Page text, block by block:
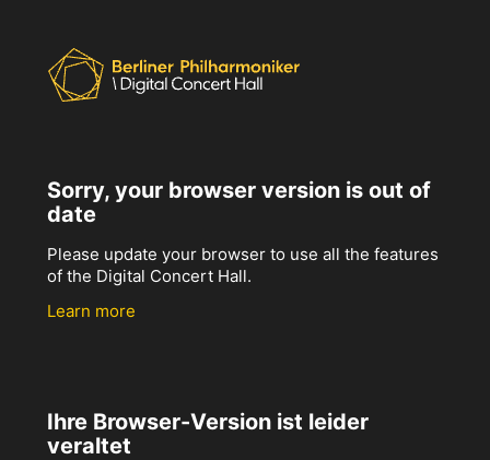
Sorry, your browser version is out of
date
Please update your browser to use all the features
of the Digital Concert Hall.
Learn more
Ihre Browser-Version ist leider
veraltet